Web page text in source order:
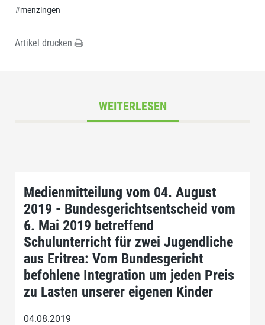
#menzingen
Artikel drucken
WEITERLESEN
Medienmitteilung vom 04. August
2019 - Bundesgerichtsentscheid vom
6. Mai 2019 betreffend
Schulunterricht für zwei Jugendliche
aus Eritrea: Vom Bundesgericht
befohlene Integration um jeden Preis
zu Lasten unserer eigenen Kinder
04.08.2019